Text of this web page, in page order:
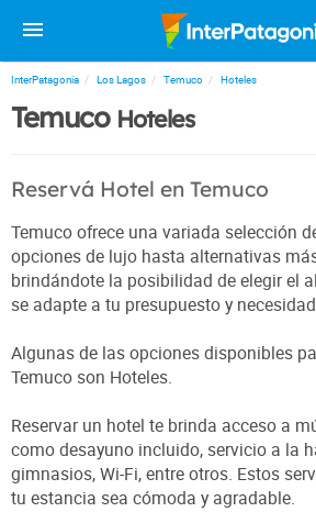
InterPatagonia Los Lagos Temuco Hoteles
Temuco Hoteles
Reservá Hotel en Temuco
Temuco ofrece una variada selección
opciones de lujo hasta alternativas
brindándote la posibilidad de elegir el
se adapte a tu presupuesto y
Algunas de las opciones disponibles
Temuco son Hoteles.
Reservar un hotel te brinda acceso a
como desayuno incluido, servicio a la
gimnasios, Wi-Fi, entre otros. Estos
tu estancia sea cómoda y agradable.